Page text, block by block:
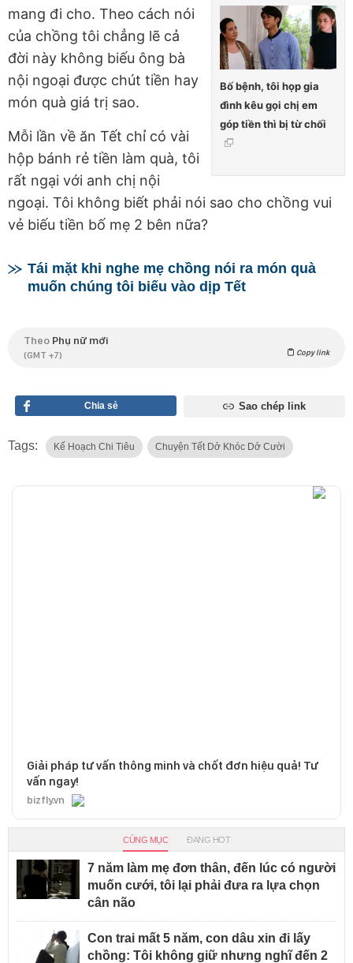
Bố bệnh, tôi họp gia
đình kêu gọi chị em
góp tiền thì bị từ chối
mang đi cho. Theo cách nói
của chồng tôi chẳng lẽ cả
đời này không biếu ông bà
nội ngoại được chút tiền hay
món quà giá trị sao.
Mỗi lần về ăn Tết chỉ có vài
hộp bánh rẻ tiền làm quà, tôi
rất ngại với anh chị nội
ngoại. Tôi không biết phải nói sao cho chồng vui
vẻ biếu tiền bố mẹ 2 bên nữa?
Tái mặt khi nghe mẹ chồng nói ra món quà
muốn chúng tôi biếu vào dịp Tết
Theo Phụ nữ mới
(GMT +7) Copy link
Chia sẻ Sao chép link
Tags: Kế Hoạch Chi Tiêu Chuyện Tết Dở Khóc Dở Cười
Giải pháp tư vấn thông minh và chốt đơn hiệu quả! Tư
vấn ngay!
bizfly.vn
CÙNG MỤC ĐANG HOT
7 năm làm mẹ đơn thân, đến lúc có người
muốn cưới, tôi lại phải đưa ra lựa chọn
cân não
Con trai mất 5 năm, con dâu xin đi lấy
chồng: Tôi không giữ nhưng nghĩ đến 2